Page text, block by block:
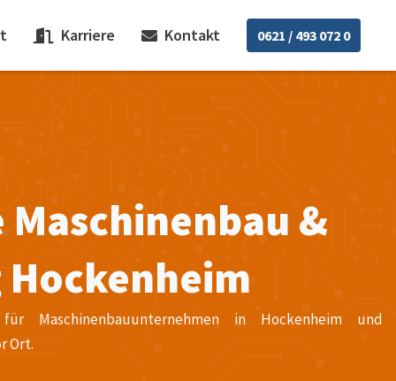
Karriere Kontakt 0621 / 493 072 0
Maschinenbau &
Maschinenbauunternehmen in Hockenheim und
Ort.